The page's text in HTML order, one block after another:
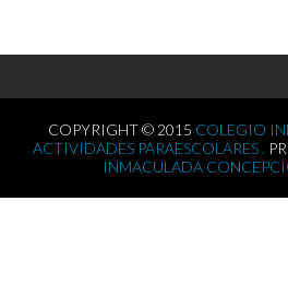
COPYRIGHT © 2015 COLEGIO
ACTIVIDADES PARAESCOLARES .
INMACULADA